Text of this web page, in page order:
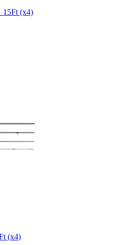
15Ft (x4)
(x4)